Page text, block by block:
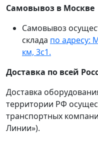
Самовывоз в Москве
Самовывоз
склада по адресу:
км, 3с1.
Доставка по всей
Доставка
территории РФ
транспортных
Линии»).